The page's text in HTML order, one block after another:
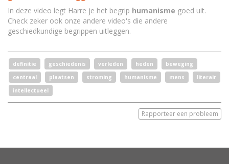
In deze video legt Harre je het begrip humanisme goed uit.
Check zeker ook onze andere video's die andere
geschiedkundige begrippen uitleggen.
definitie geschiedenis verleden heden
beweging
centraal
plaatsen stroming humanisme mens
literair
intellectueel
Rapporteer een probleem